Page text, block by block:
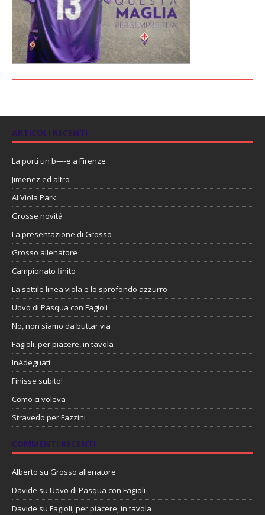
ARTICOLI RECENTI
La porti un b—-e a Firenze
Jimenez ed altro
Al Viola Park
Grosse novità
La presentazione di Grosso
Grosso allenatore
Campionato finito
La sottile linea viola e lo sprofondo azzurro
Uovo di Pasqua con Fagioli
No, non siamo da buttar via
Fagioli, per piacere, in tavola
InAdeguati
Finisse subito!
Como ci voleva
Stravedo per Fazzini
COMMENTI RECENTI
Alberto su Grosso allenatore
Davide su Uovo di Pasqua con Fagioli
Davide su Fagioli, per piacere, in tavola